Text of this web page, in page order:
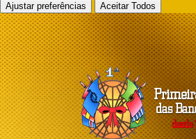
Ajustar preferências Aceitar Todos